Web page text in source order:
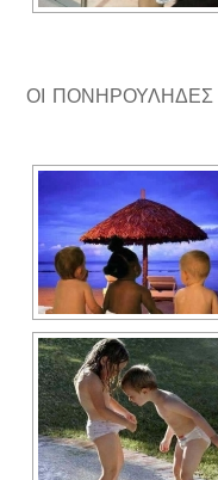
ΟΙ ΠΟΝΗΡΟΥΛΗΔΕΣ